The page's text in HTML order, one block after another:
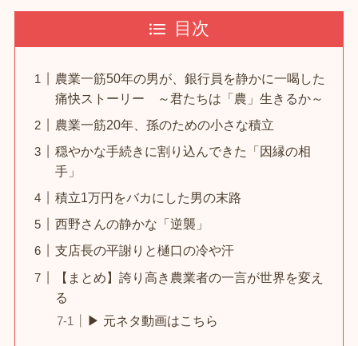
目次
農業一筋50年の男が、銀行員を静かに一喝した
痛快ストーリー ～君たちは「農」生きるか～
農業一筋20年、孫のための小さな積立
穏やかな手続きに割り込んできた「因縁の相
手」
積立1万円をバカにした男の末路
西野さんの静かな「逆襲」
支店長の平謝りと樋口の冷や汗
【まとめ】誇り高き農業者の一言が世界を変え
る
▶ 元ネタ動画はこちら